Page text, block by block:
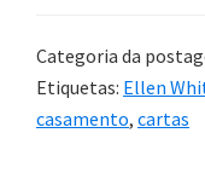
Categoria da
Etiquetas: Ellen
casamento, cartas